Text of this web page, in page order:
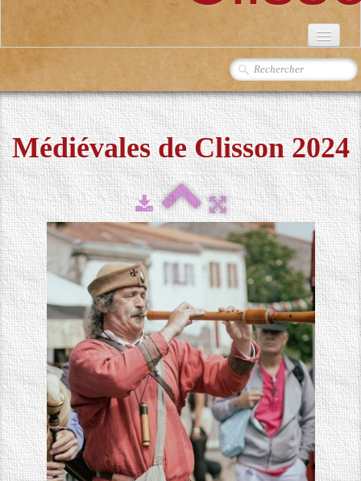
L'ASSOCIATION▼
FESTIVAL 2026▼
MÉDIAS▼
CONTACT
LOCATION DE COSTUMES
Médiévales de Clisson 2024